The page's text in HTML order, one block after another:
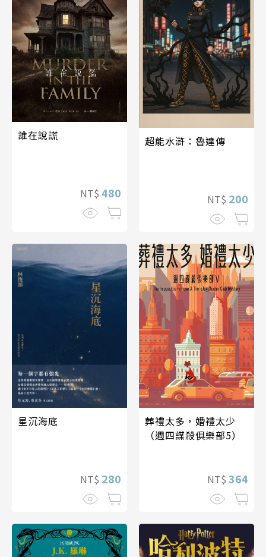
誰在說謊
NT$ 480
超能水滸：魯達傳
NT$ 200
星沉海底
NT$ 280
葬禮太多，婚禮太少
（週四謀殺俱樂部5）
NT$ 364